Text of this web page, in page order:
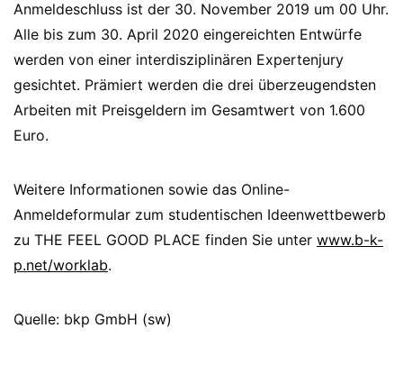
Anmeldeschluss ist der 30. November 2019 um 00 Uhr.
Alle bis zum 30. April 2020 eingereichten Entwürfe
werden von einer interdisziplinären Expertenjury
gesichtet. Prämiert werden die drei überzeugendsten
Arbeiten mit Preisgeldern im Gesamtwert von 1.600
Euro.
Weitere Informationen sowie das Online-
Anmeldeformular zum studentischen Ideenwettbewerb
zu THE FEEL GOOD PLACE finden Sie unter www.b-k-
p.net/worklab.
Quelle: bkp GmbH (sw)